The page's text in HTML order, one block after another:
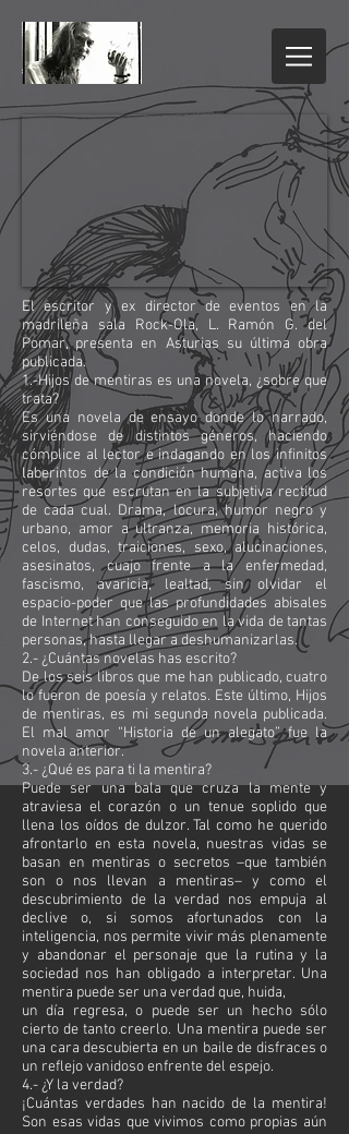
El escritor y ex director de eventos en la
madrileña sala Rock-Ola, L. Ramón G. del
Pomar, presenta en Asturias su última obra
publicada.
1.-Hijos de mentiras es una novela, ¿sobre que
trata?
Es una novela de ensayo donde lo narrado,
sirviéndose de distintos géneros, haciendo
cómplice al lector e indagando en los infinitos
laberintos de la condición humana, activa los
resortes que escrutan en la subjetiva rectitud
de cada cual. Drama, locura, humor negro y
urbano, amor a ultranza, memoria histórica,
celos, dudas, traiciones, sexo, alucinaciones,
asesinatos, cuajo frente a la enfermedad,
fascismo, avaricia, lealtad, sin olvidar el
espacio-poder que las profundidades abisales
de Internet han conseguido en la vida de tantas
personas, hasta llegar a deshumanizarlas.
2.- ¿Cuántas novelas has escrito?
De los seis libros que me han publicado, cuatro
lo fueron de poesía y relatos. Este último, Hijos
de mentiras, es mi segunda novela publicada.
El mal amor “Historia de un alegato” fue la
novela anterior.
3.- ¿Qué es para ti la mentira?
Puede ser una bala que cruza la mente y
atraviesa el corazón o un tenue soplido que
llena los oídos de dulzor. Tal como he querido
afrontarlo en esta novela, nuestras vidas se
basan en mentiras o secretos –que también
son o nos llevan a mentiras– y como el
descubrimiento de la verdad nos empuja al
declive o, si somos afortunados con la
inteligencia, nos permite vivir más plenamente
y abandonar el personaje que la rutina y la
sociedad nos han obligado a interpretar. Una
mentira puede ser una verdad que, huida,
un día regresa, o puede ser un hecho sólo
cierto de tanto creerlo. Una mentira puede ser
una cara descubierta en un baile de disfraces o
un reflejo vanidoso enfrente del espejo.
4.- ¿Y la verdad?
¡Cuántas verdades han nacido de la mentira!
Son esas vidas que vivimos como propias aún